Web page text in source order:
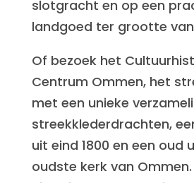
slotgracht en op een
landgoed ter grootte
Of bezoek het
Centrum Ommen, het
met een unieke
streekklederdrachten,
uit eind 1800 en een oud
oudste kerk van